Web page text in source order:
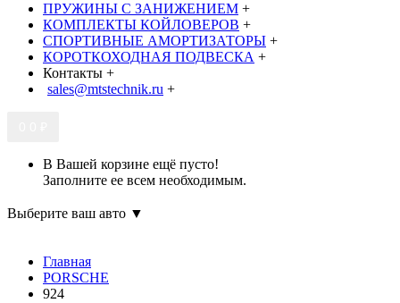
ПРУЖИНЫ С ЗАНИЖЕНИЕМ +
КОМПЛЕКТЫ КОЙЛОВЕРОВ +
СПОРТИВНЫЕ АМОРТИЗАТОРЫ +
КОРОТКОХОДНАЯ ПОДВЕСКА +
Контакты +
sales@mtstechnik.ru +
В Вашей корзине ещё пусто!
Заполните ее всем необходимым.
Выберите ваш авто ▼
Главная
PORSCHE
924